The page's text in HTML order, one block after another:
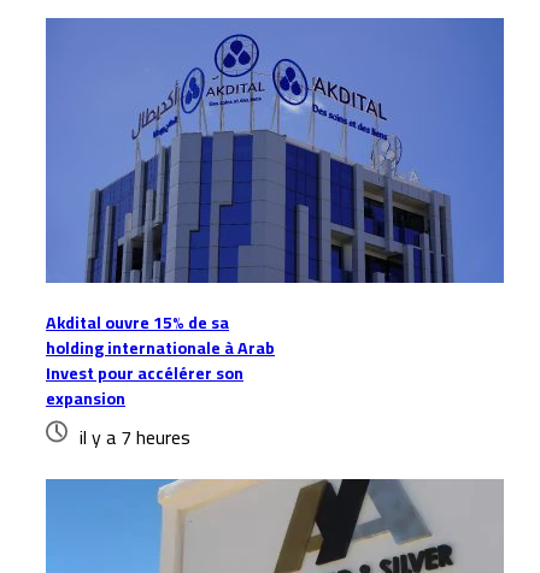
Akdital ouvre 15% de sa
holding internationale à Arab
Invest pour accélérer son
expansion
il y a 7 heures